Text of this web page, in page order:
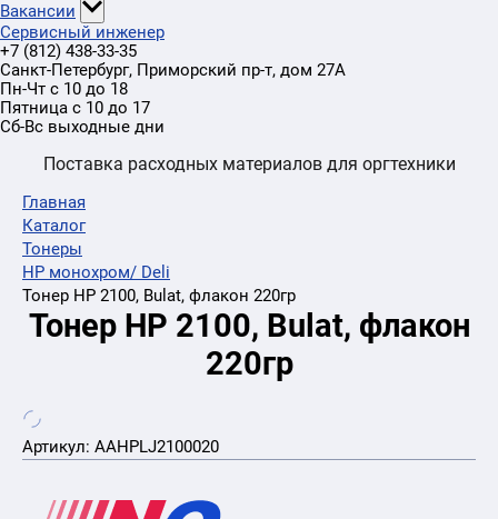
Вакансии
Сервисный инженер
+7 (812) 438-33-35
Санкт-Петербург, Приморский пр-т, дом 27А
Пн-Чт с 10 до 18
Пятница с 10 до 17
Сб-Вс выходные дни
Поставка расходных материалов для оргтехники
Главная
Каталог
Тонеры
HP монохром/ Deli
Тонер HP 2100, Bulat, флакон 220гр
Тонер HP 2100, Bulat, флакон
220гр
Артикул: AAHPLJ2100020